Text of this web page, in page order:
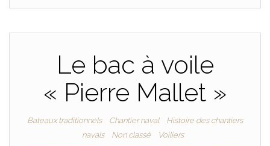
Le bac à voile
« Pierre Mallet »
Bateaux traditionnels Chantier naval
Histoire des chantiers
navals
Non classé Voiliers